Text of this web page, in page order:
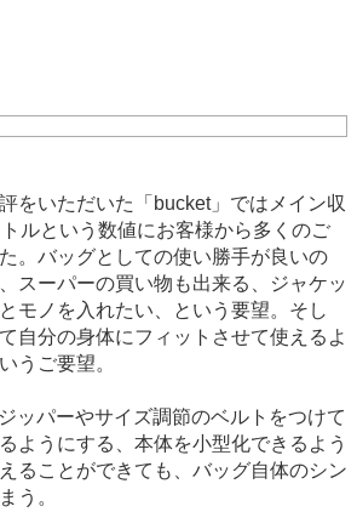
をいただいた「bucket」ではメイン収
ルという数値にお客様から多くのご
。バッグとしての使い勝手が良いの
スーパーの買い物も出来る、ジャケッ
モノを入れたい、という要望。そし
自分の身体にフィットさせて使えるよ
うご要望。
ッパーやサイズ調節のベルトをつけて
ようにする、本体を小型化できるよう
ることができても、バッグ自体のシン
う。